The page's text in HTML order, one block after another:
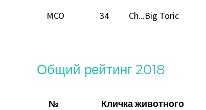
MCO 34 Ch...Big Toric
Общий рейтинг 2018
№ Кличка животного